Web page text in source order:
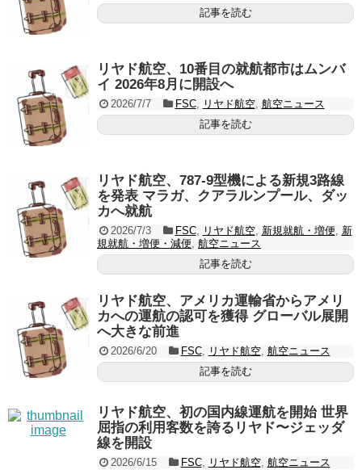
記事を読む
リヤド航空、10番目の就航都市はムンバ
イ 2026年8月に開設へ
2026/7/7 FSC, リヤド航空, 航空ニュース
記事を読む
リヤド航空、787-9型機による新規3路線
を発表 マラガ、クアラルンプール、ダッ
カへ就航
2026/7/3 FSC, リヤド航空, 新規就航・増便, 新
規就航・増便・減便, 航空ニュース
記事を読む
リヤド航空、アメリカ運輸省からアメリ
カへの運航の認可を獲得 グローバル展開
へ大きな前進
2026/6/20 FSC, リヤド航空, 航空ニュース
記事を読む
リヤド航空、初の国内線運航を開始 世界
屈指の利用客数を誇るリヤド〜ジェッダ
線を開設
2026/6/15 FSC, リヤド航空, 航空ニュース